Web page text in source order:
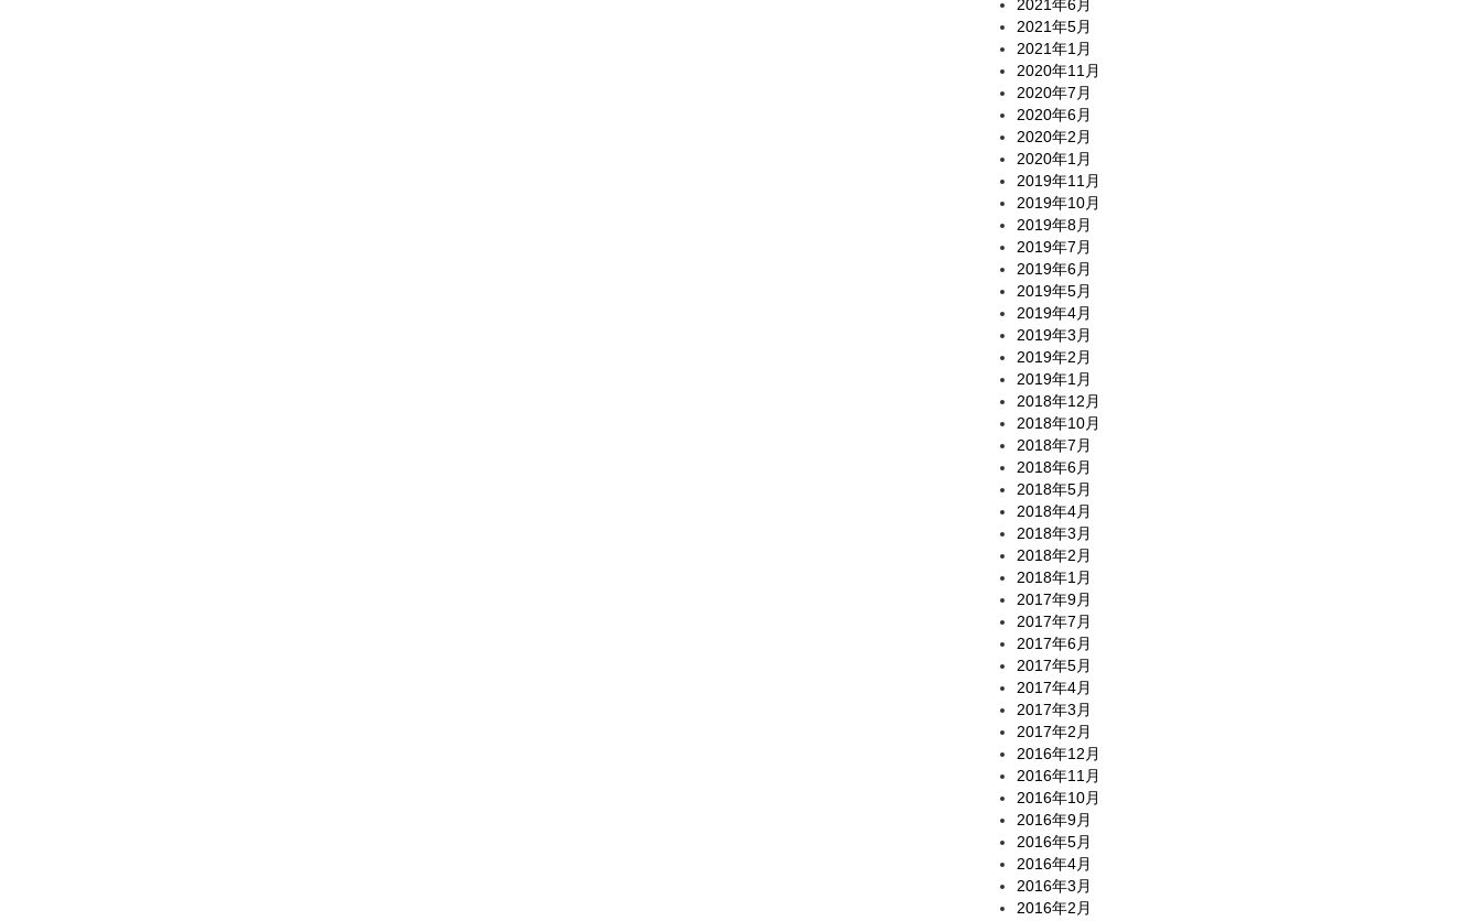
2021年6月
2021年5月
2021年1月
2020年11月
2020年7月
2020年6月
2020年2月
2020年1月
2019年11月
2019年10月
2019年8月
2019年7月
2019年6月
2019年5月
2019年4月
2019年3月
2019年2月
2019年1月
2018年12月
2018年10月
2018年7月
2018年6月
2018年5月
2018年4月
2018年3月
2018年2月
2018年1月
2017年9月
2017年7月
2017年6月
2017年5月
2017年4月
2017年3月
2017年2月
2016年12月
2016年11月
2016年10月
2016年9月
2016年5月
2016年4月
2016年3月
2016年2月